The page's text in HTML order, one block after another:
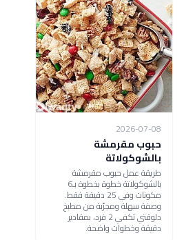
2026-07-08
حبوب مقرمشة
بالشوكولاتة
طريقة عمل حبوب مقرمشة
بالشوكولاتة خطوة بخطوة بـ6
مكونات وفي 25 دقيقة فقط.
وصفة سهلة ومجرّبة من مطبخ
دلوقتي تكفي 2 فرد، بمقادير
دقيقة وخطوات واضحة.